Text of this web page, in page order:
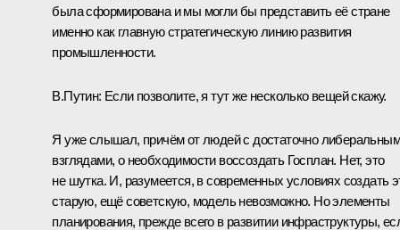
была сформирована и мы могли бы представить её стране
именно как главную стратегическую линию развития
промышленности.
В.Путин: Если позволите, я тут же несколько вещей скажу.
Я уже слышал, причём от людей с достаточно
взглядами, о необходимости воссоздать Госплан. Нет, это
не шутка. И, разумеется, в современных условиях создать
старую, ещё советскую, модель невозможно. Но элементы
планирования, прежде всего в развитии инфраструктуры,